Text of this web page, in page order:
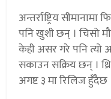
अन्तर्राष्ट्रिय
पनि खुशी छन् । चिसो
केही असर गरे पनि त्यो
सकाउन सक्रिय छन् ।
अगष्ट ३ मा रिलिज हुँदैछ